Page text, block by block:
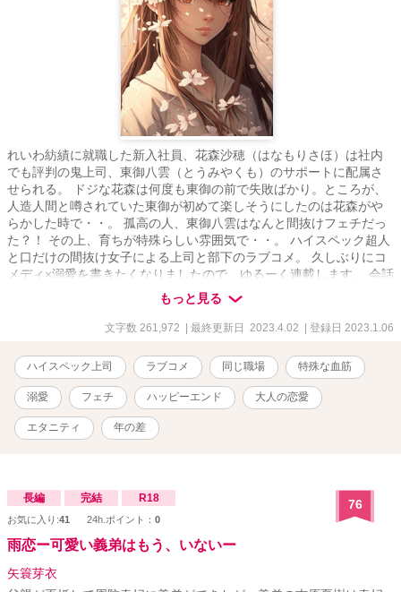
れいわ紡績に就職した新入社員、花森沙穂（はなもりさほ）は社内
でも評判の鬼上司、東御八雲（とうみやくも）のサポートに配属さ
せられる。 ドジな花森は何度も東御の前で失敗ばかり。ところが、
人造人間と噂されていた東御が初めて楽しそうにしたのは花森がや
らかした時で・・。 孤高の人、東御八雲はなんと間抜けフェチだっ
た？！ その上、育ちが特殊らしい雰囲気で・・。 ハイスペック超人
と口だけの間抜け女子による上司と部下のラブコメ。 久しぶりにコ
メディ×溺愛を書きたくなりましたので、ゆるーく連載します。 会話
劇ベースに、コミカル、ときどき、たっぷりと甘く深い愛のお話。
「めちゃコミック恋愛漫画原作賞」優秀作品に選んでいただきまし
た。 ※大人ラブです。R15相当。 表紙画像はMidjourneyで生成しま
もっと見る
文字数 261,972 | 最終更新日 2023.4.02 | 登録日 2023.1.06
ハイスペック上司 ラブコメ 同じ職場 特殊な血筋
溺愛 フェチ ハッピーエンド 大人の恋愛
エタニティ 年の差
長編 完結 R18
お気に入り:41 24h.ポイント： 0
76
雨恋ー可愛い義弟はもう、いないー
矢簑芽衣